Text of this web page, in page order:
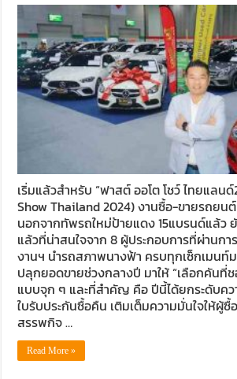
เริ่มแล้วสำหรับ “ฟาสต์ ออโต โชว์ ไทยแลนด์
Show Thailand 2024) งานซื้อ-ขายรถยน
นอกจากทัพรถใหม่ป้ายแดง 15แบรนด์แล้ว
แล้วที่น่าสนใจจาก 8 ผู้ประกอบการที่ผ่านก
งานฯ นำรถสภาพนางฟ้า ครบทุกเซ็กเมนท์
ปลุกยอดขายช่วงกลางปี มาให้ “เลือกคันที่
แบบจุก ๆ และที่สำคัญ คือ ปีนี้ได้ยกระดับค
ใบรับประกันซื้อคืน เติมเต็มความมั่นใจให้ผู้ซื้
สรรพกิจ …
Read More »